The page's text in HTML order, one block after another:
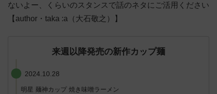
ないよー、くらいのスタンスで話のネタにご活用ください
【author・taka :a（大石敬之）】
来週以降発売の新作カップ麺
2024.10.28
明星 麺神カップ 焼き味噌ラーメン